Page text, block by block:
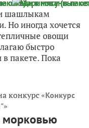
шашлыкам
Но иногда хочется
овощи
быстро
пакете. Пока
конкурс «Конкурс
»
морковью